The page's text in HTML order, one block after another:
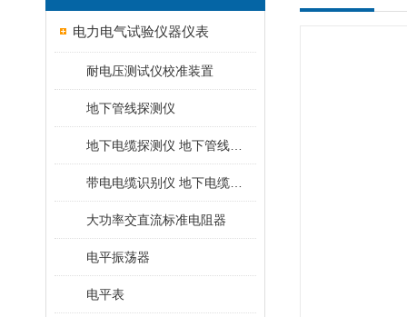
电力电气试验仪器仪表
耐电压测试仪校准装置
地下管线探测仪
大功率交直流标准电阻器
电平振荡器
电平表